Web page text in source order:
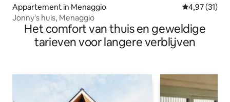
Appartement in Menaggio Gemiddelde
4,97 (31)
Jonny's huis, Menaggio
Het comfort van thuis en geweldige
tarieven voor langere verblijven